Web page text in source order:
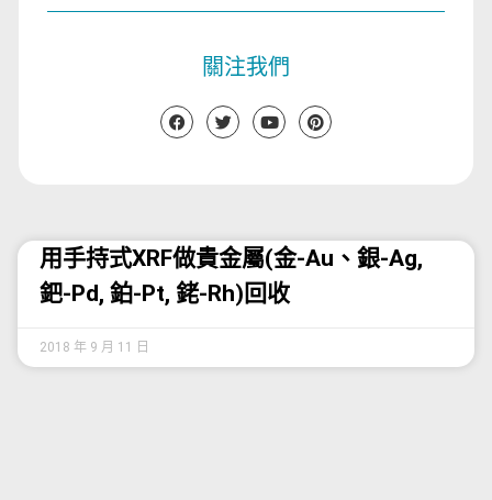
關注我們
用手持式XRF做貴金屬(金-Au、銀-Ag,
鈀-Pd, 鉑-Pt, 銠-Rh)回收
2018 年 9 月 11 日